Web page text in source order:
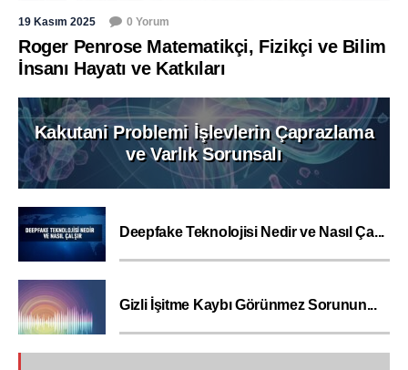
19 Kasım 2025 0 Yorum
Roger Penrose Matematikçi, Fizikçi ve Bilim
İnsanı Hayatı ve Katkıları
Kakutani Problemi İşlevlerin Çaprazlama
ve Varlık Sorunsalı
Deepfake Teknolojisi Nedir ve Nasıl Ça...
Gizli İşitme Kaybı Görünmez Sorunun...